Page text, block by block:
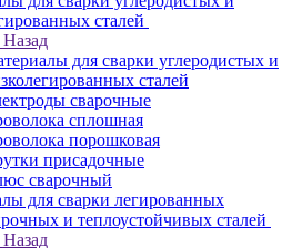
сталей
Назад
для сварки углеродистых и
сталей
сварочные
сплошная
порошковая
присадочные
сварочный
для сварки легированных
и теплоустойчивых сталей
Назад